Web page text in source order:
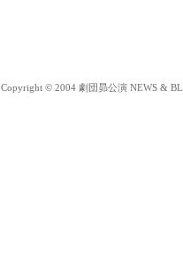
Copyright © 2004 劇団昴公演 NEWS &